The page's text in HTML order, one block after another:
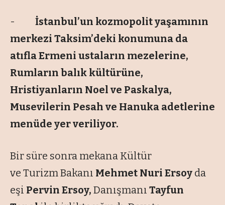
- İstanbul’un kozmopolit yaşamının
merkezi Taksim’deki konumuna da
atıfla Ermeni ustaların mezelerine,
Rumların balık kültürüne,
Hristiyanların Noel ve Paskalya,
Musevilerin Pesah ve Hanuka adetlerine
menüde yer veriliyor.
Bir süre sonra mekana Kültür
ve Turizm Bakanı Mehmet Nuri Ersoy da
eşi Pervin Ersoy, Danışmanı Tayfun